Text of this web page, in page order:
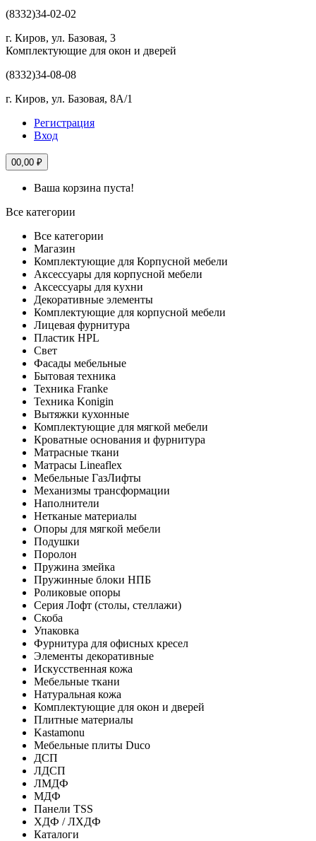
(8332)34-02-02
г. Киров, ул. Базовая, 3
Комплектующие для окон и дверей
(8332)34-08-08
г. Киров, ул. Базовая, 8А/1
Регистрация
Вход
00,00 ₽
Ваша корзина пуста!
Все категории
Все категории
Магазин
Комплектующие для Корпусной мебели
Аксессуары для корпусной мебели
Аксессуары для кухни
Декоративные элементы
Комплектующие для корпусной мебели
Лицевая фурнитура
Пластик HPL
Свет
Фасады мебельные
Бытовая техника
Техника Franke
Техника Konigin
Вытяжки кухонные
Комплектующие для мягкой мебели
Кроватные основания и фурнитура
Матрасные ткани
Матрасы Lineaflex
Мебельные ГазЛифты
Механизмы трансформации
Наполнители
Нетканые материалы
Опоры для мягкой мебели
Подушки
Поролон
Пружина змейка
Пружинные блоки НПБ
Роликовые опоры
Серия Лофт (столы, стеллажи)
Скоба
Упаковка
Фурнитура для офисных кресел
Элементы декоративные
Искусственная кожа
Мебельные ткани
Натуральная кожа
Комплектующие для окон и дверей
Плитные материалы
Kastamonu
Мебельные плиты Duco
ДСП
ЛДСП
ЛМДФ
МДФ
Панели TSS
ХДФ / ЛХДФ
Каталоги